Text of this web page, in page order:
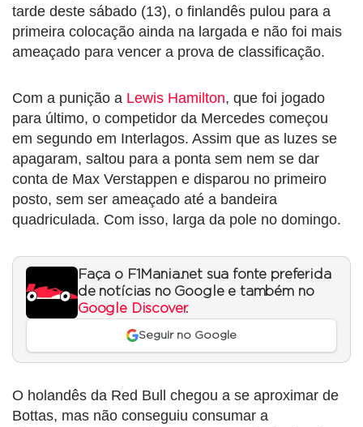
tarde deste sábado (13), o finlandês pulou para a
primeira colocação ainda na largada e não foi mais
ameaçado para vencer a prova de classificação.
Com a punição a Lewis Hamilton, que foi jogado
para último, o competidor da Mercedes começou
em segundo em Interlagos. Assim que as luzes se
apagaram, saltou para a ponta sem nem se dar
conta de Max Verstappen e disparou no primeiro
posto, sem ser ameaçado até a bandeira
quadriculada. Com isso, larga da pole no domingo.
Faça o F1Mania.net sua fonte preferida
de notícias no Google e também no
Google Discover.
Seguir no Google
O holandês da Red Bull chegou a se aproximar de
Bottas, mas não conseguiu consumar a